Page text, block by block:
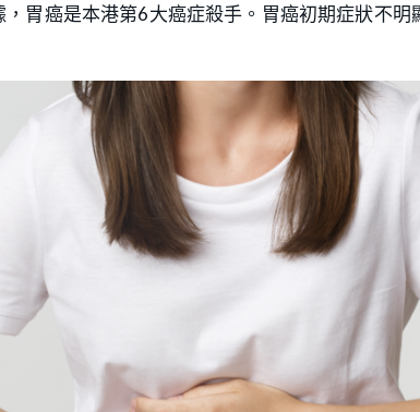
胃癌是本港第6大癌症殺手。胃癌初期症狀不